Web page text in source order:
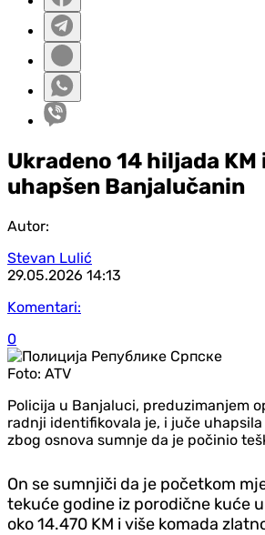
Ukradeno 14 hiljada KM
uhapšen Banjalučanin
Autor:
Stevan Lulić
29.05.2026 14:13
Komentari:
0
Foto: ATV
Policija u Banjaluci, preduzimanjem
radnji identifikovala je, i juče
zbog osnova sumnje da je počinio
On se sumnjiči da je početkom
tekuće godine iz porodične kuće
oko 14.470 KM i više komada